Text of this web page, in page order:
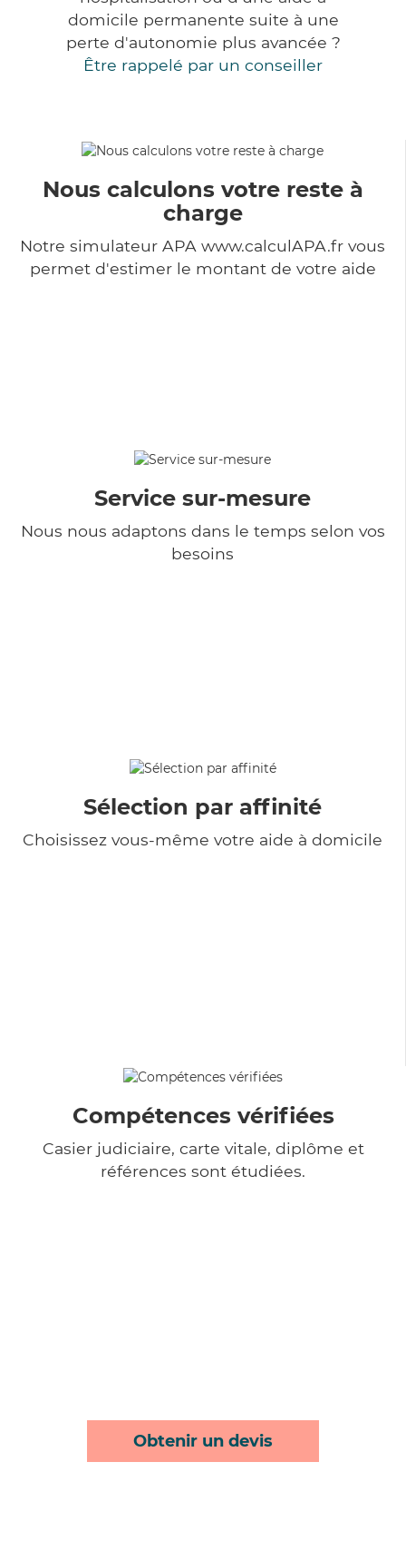
domicile permanente suite à une
perte d'autonomie plus avancée ?
Être rappelé par un conseiller
Nous calculons votre reste à
charge
Notre simulateur APA www.calculAPA.fr vous
permet d'estimer le montant de votre aide
Service sur-mesure
Nous nous adaptons dans le temps selon vos
besoins
Sélection par affinité
Choisissez vous-même votre aide à domicile
Compétences vérifiées
Casier judiciaire, carte vitale, diplôme et
références sont étudiées.
Obtenir un devis